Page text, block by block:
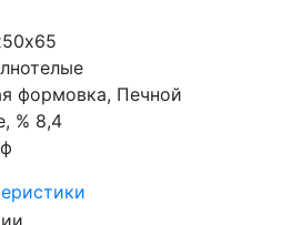
формовка, Печной
% 8,4